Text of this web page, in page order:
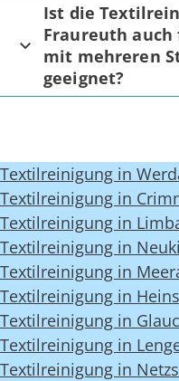
Ist die
Fraureuth
mit mehreren
geeignet?
Textilreinigung in
Textilreinigung in
Textilreinigung in
Textilreinigung in
Textilreinigung in
Textilreinigung in
Textilreinigung in
Textilreinigung in
Textilreinigung in